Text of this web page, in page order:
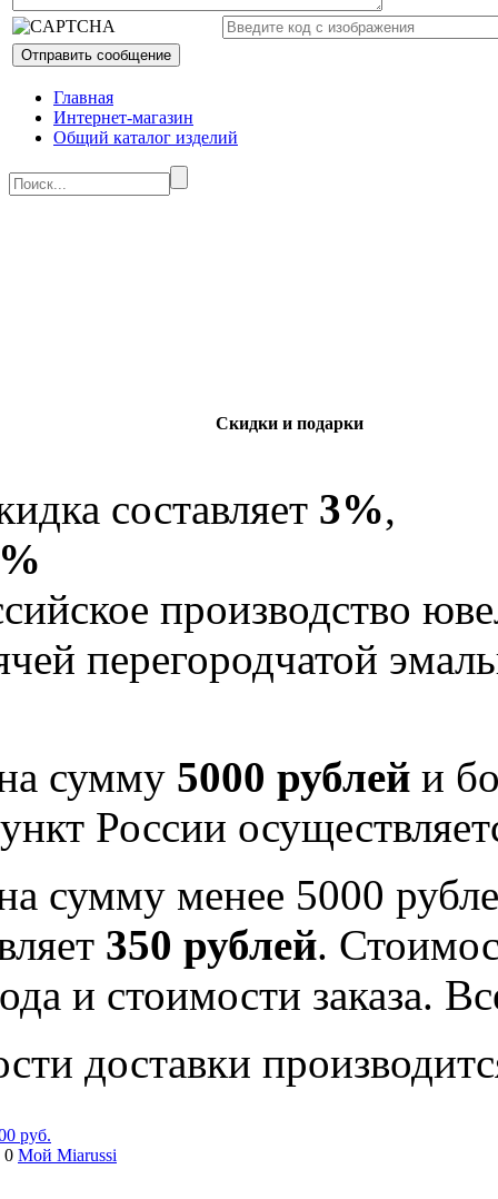
Главная
Интернет-магазин
Общий каталог изделий
Скидки и подарки
составляет 3%,
производство
перегородчатой
сумму 5000 рублей и
России
сумму менее 5000
350 рублей.
и стоимости заказа.
доставки
руб.
0 Мой Miarussi